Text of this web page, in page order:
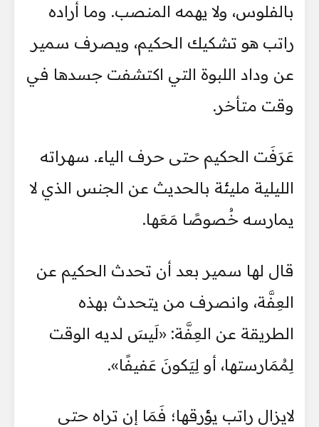
بالفلوس، ولا يهمه المنصب. وما أراده
راتب هو تشكيك الحكيم، ويصرف سمير
عن وداد اللبوة التي اكتشفت جسدها في
وقت متأخر.
عَرَفَت الحكيم حتى حرف الياء. سهراته
الليلية مليئة بالحديث عن الجنس الذي لا
يمارسه خُصوصًا مَعَها.
قال لها سمير بعد أن تحدث الحكيم عن
العِفَّة، وانصرف من يتحدث بهذه
الطريقة عن العِفَّة: «لَيسَ لديه الوقت
لِمُمَارستها، أو لِيَكونَ عَفيفًا».
لايزال راتب يؤرقها؛ فَمَا إن تراه حتى